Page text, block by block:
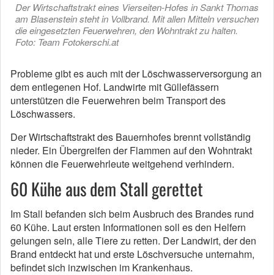
Der Wirtschaftstrakt eines Vierseiten-Hofes in Sankt Thomas
am Blasenstein steht in Vollbrand. Mit allen Mitteln versuchen
die eingesetzten Feuerwehren, den Wohntrakt zu halten.
Foto: Team Fotokerschi.at
Probleme gibt es auch mit der Löschwasserversorgung an
dem entlegenen Hof. Landwirte mit Güllefässern
unterstützen die Feuerwehren beim Transport des
Löschwassers.
Der Wirtschaftstrakt des Bauernhofes brennt vollständig
nieder. Ein Übergreifen der Flammen auf den Wohntrakt
können die Feuerwehrleute weitgehend verhindern.
60 Kühe aus dem Stall gerettet
Im Stall befanden sich beim Ausbruch des Brandes rund
60 Kühe. Laut ersten Informationen soll es den Helfern
gelungen sein, alle Tiere zu retten. Der Landwirt, der den
Brand entdeckt hat und erste Löschversuche unternahm,
befindet sich inzwischen im Krankenhaus.